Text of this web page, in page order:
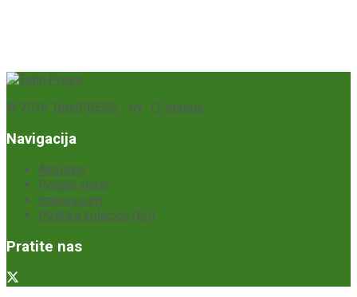
© 2026 TutinPRESS - by- IT-Impuls
Navigacija
Aktuelno
Pošalji vijest
Impressum
Politika kolačića (EU)
Pratite nas